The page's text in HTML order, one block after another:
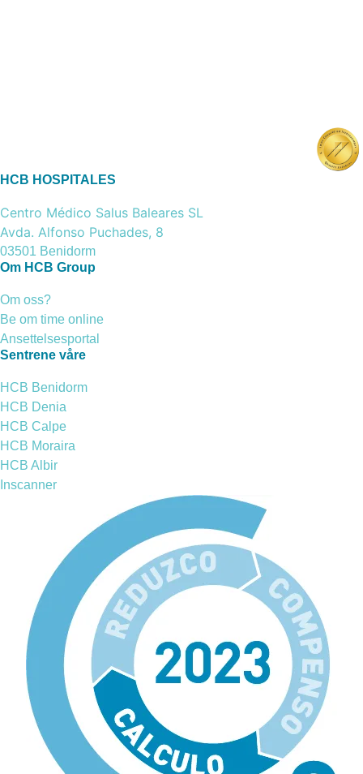
HCB HOSPITALES
Centro Médico Salus Baleares SL
Avda. Alfonso Puchades, 8
03501 Benidorm
Om HCB Group
Om oss?
Be om time online
Ansettelsesportal
Sentrene våre
HCB Benidorm
HCB Denia
HCB Calpe
HCB Moraira
HCB Albir
Inscanner